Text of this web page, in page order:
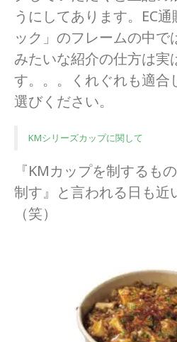
うにしてあります。EC
ック」のフレームの中で
みたいな紹介の仕方は実
す。。。くれぐれも適合
選びください。
KMシリーズカップに関して
『KMカップを制するも
制す』と言われる日も近
（笑）